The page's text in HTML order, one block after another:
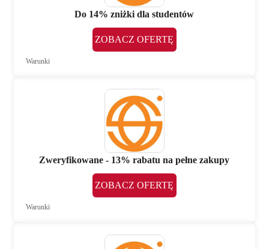
Do 14% zniżki dla studentów
ZOBACZ OFERTĘ
Warunki
Zweryfikowane - 13% rabatu na pełne zakupy
ZOBACZ OFERTĘ
Warunki